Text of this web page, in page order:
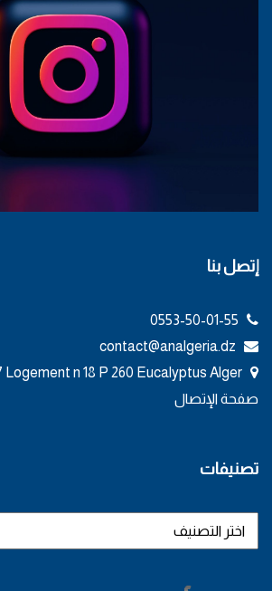
إتصل بنا
صفحة الإتصال
تصنيفات